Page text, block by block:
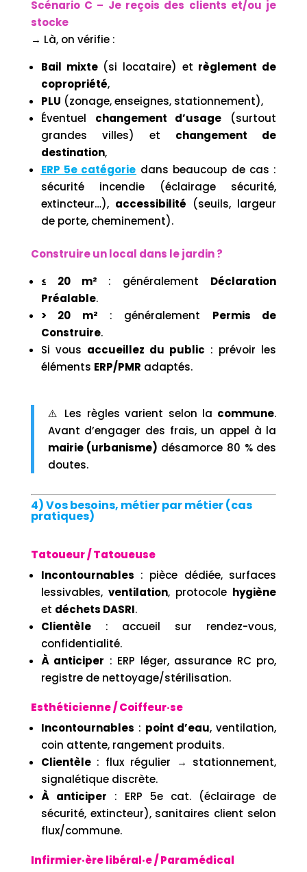
Scénario C – Je reçois des clients et/ou je
stocke
→ Là, on vérifie :
Bail mixte(si locataire) et règlement de
copropriété,
PLU (zonage, enseignes, stationnement),
Éventuel changement d’usage (surtout
grandes villes) et changement de
destination,
ERP 5e catégorie dans beaucoup de cas :
sécurité incendie (éclairage sécurité,
extincteur…), accessibilité (seuils, largeur
de porte, cheminement).
Construire un local dans le jardin ?
≤ 20 m² : généralement Déclaration
Préalable.
> 20 m² : généralement Permis de
Construire.
Si vous accueillez du public : prévoir les
éléments ERP/PMR adaptés.
⚠️ Les règles varient selon la commune.
Avant d’engager des frais, un appel à la
mairie (urbanisme) désamorce 80 % des
doutes.
4) Vos besoins, métier par métier (cas
pratiques)
Tatoueur / Tatoueuse
Incontournables : pièce dédiée, surfaces
lessivables, ventilation, protocole hygiène
et déchets DASRI.
Clientèle: accueil sur rendez-vous,
confidentialité.
À anticiper : ERP léger, assurance RC pro,
registre de nettoyage/stérilisation.
Esthéticienne / Coiffeur·se
Incontournables : point d’eau, ventilation,
coin attente, rangement produits.
Clientèle: flux régulier → stationnement,
signalétique discrète.
À anticiper : ERP 5e cat. (éclairage de
sécurité, extincteur), sanitaires client selon
flux/commune.
Infirmier·ère libéral·e / Paramédical